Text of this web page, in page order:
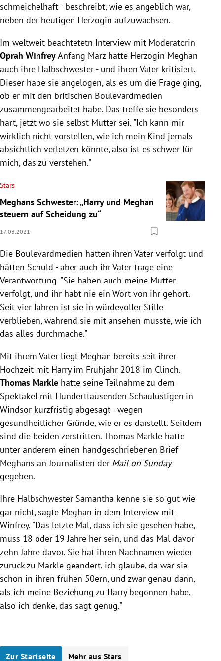
schmeichelhaft - beschreibt, wie es angeblich war,
neben der heutigen Herzogin aufzuwachsen.
Im weltweit beachtetetn Interview mit Moderatorin
Oprah WinfreyAnfang März hatte Herzogin Meghan
auch ihre Halbschwester - und ihren Vater kritisiert.
Dieser habe sie angelogen, als es um die Frage ging,
ob er mit den britischen Boulevardmedien
zusammengearbeitet habe. Das treffe sie besonders
hart, jetzt wo sie selbst Mutter sei. "Ich kann mir
wirklich nicht vorstellen, wie ich mein Kind jemals
absichtlich verletzen könnte, also ist es schwer für
mich, das zu verstehen."
Stars
Meghans Schwester: „Harry und Meghan
steuern auf Scheidung zu“
17.03.2021
Die Boulevardmedien hätten ihren Vater verfolgt und
hätten Schuld - aber auch ihr Vater trage eine
Verantwortung. "Sie haben auch meine Mutter
verfolgt, und ihr habt nie ein Wort von ihr gehört.
Seit vier Jahren ist sie in würdevoller Stille
verblieben, während sie mit ansehen musste, wie ich
das alles durchmache."
Mit ihrem Vater liegt Meghan bereits seit ihrer
Hochzeit mit Harry im Frühjahr 2018 im Clinch.
Thomas Markle hatte seine Teilnahme zu dem
Spektakel mit Hunderttausenden Schaulustigen in
Windsor kurzfristig abgesagt - wegen
gesundheitlicher Gründe, wie er es darstellt. Seitdem
sind die beiden zerstritten. Thomas Markle hatte
unter anderem einen handgeschriebenen Brief
Meghans an Journalisten der Mail on Sunday
gegeben.
Ihre Halbschwester Samantha kenne sie so gut wie
gar nicht, sagte Meghan in dem Interview mit
Winfrey. "Das letzte Mal, dass ich sie gesehen habe,
muss 18 oder 19 Jahre her sein, und das Mal davor
zehn Jahre davor. Sie hat ihren Nachnamen wieder
zurück zu Markle geändert, ich glaube, da war sie
schon in ihren frühen 50ern, und zwar genau dann,
als ich meine Beziehung zu Harry begonnen habe,
also ich denke, das sagt genug."
Zur Startseite Mehr aus Stars